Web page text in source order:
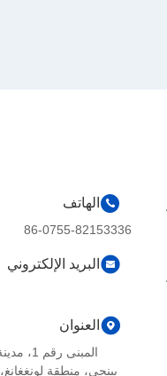
الهاتف
86-0755-82153336
البريد الإلكتروني
العنوان
بينجي، منطقة